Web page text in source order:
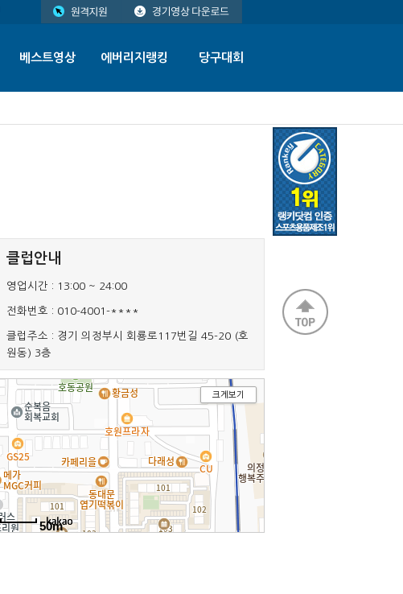
베스트영상 에버리지랭킹 당구대회
클럽안내
영업시간 : 13:00 ~ 24:00
전화번호 : 010-4001-****
클럽주소 : 경기 의정부시 회룡로117번길 45-20 (호
원동) 3층
50m
크게보기